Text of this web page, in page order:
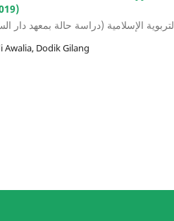
الإسلامية (دراسة حالة بمعهد دار
Dodik Gilang